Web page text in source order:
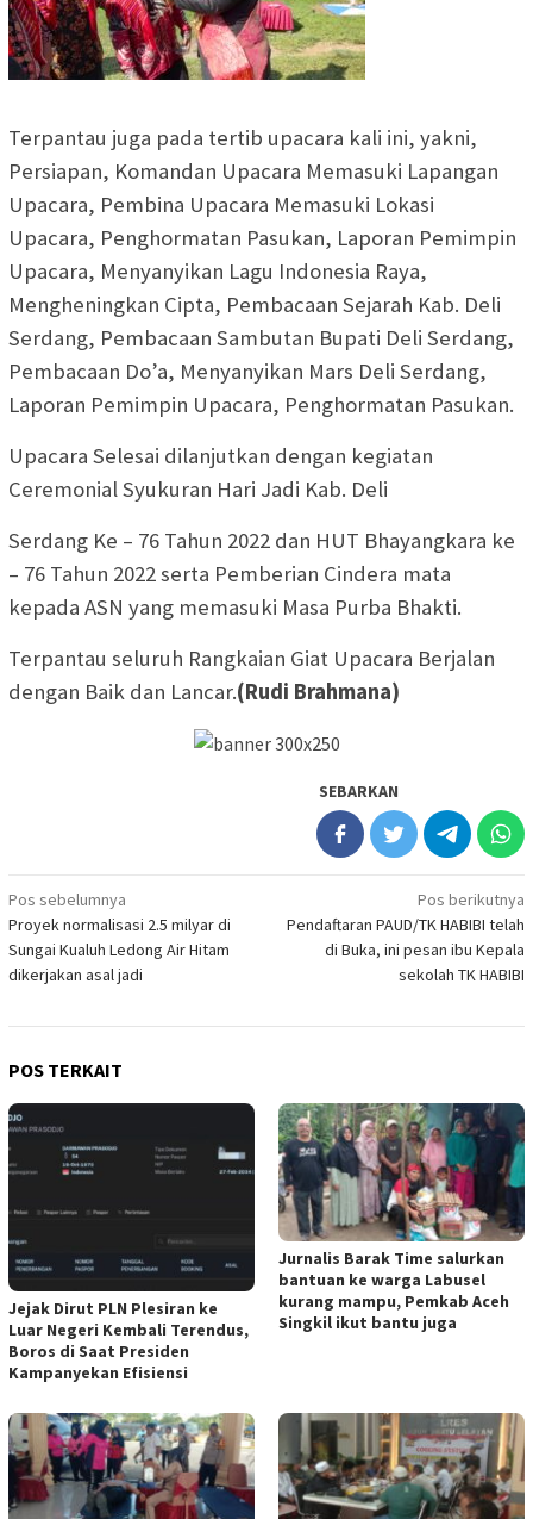
Terpantau juga pada tertib upacara kali ini, yakni,
Persiapan, Komandan Upacara Memasuki Lapangan
Upacara, Pembina Upacara Memasuki Lokasi
Upacara, Penghormatan Pasukan, Laporan Pemimpin
Upacara, Menyanyikan Lagu Indonesia Raya,
Mengheningkan Cipta, Pembacaan Sejarah Kab. Deli
Serdang, Pembacaan Sambutan Bupati Deli Serdang,
Pembacaan Do’a, Menyanyikan Mars Deli Serdang,
Laporan Pemimpin Upacara, Penghormatan Pasukan.
Upacara Selesai dilanjutkan dengan kegiatan
Ceremonial Syukuran Hari Jadi Kab. Deli
Serdang Ke – 76 Tahun 2022 dan HUT Bhayangkara ke
– 76 Tahun 2022 serta Pemberian Cindera mata
kepada ASN yang memasuki Masa Purba Bhakti.
Terpantau seluruh Rangkaian Giat Upacara Berjalan
dengan Baik dan Lancar.(Rudi Brahmana)
SEBARKAN
Navigasi
pos
Pos sebelumnya
Proyek normalisasi 2.5 milyar di
Sungai Kualuh Ledong Air Hitam
dikerjakan asal jadi
Pos berikutnya
Pendaftaran PAUD/TK HABIBI telah
di Buka, ini pesan ibu Kepala
sekolah TK HABIBI
POS TERKAIT
Jejak Dirut PLN Plesiran ke
Luar Negeri Kembali Terendus,
Boros di Saat Presiden
Kampanyekan Efisiensi
Jurnalis Barak Time salurkan
bantuan ke warga Labusel
kurang mampu, Pemkab Aceh
Singkil ikut bantu juga